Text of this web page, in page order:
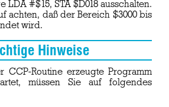
LDA #$15, STA $D018 ausschalten.
achten, daß der Bereich $3000 bis
wird.
Hinweise
CCP-Routine erzeugte Programm
müssen Sie auf folgendes